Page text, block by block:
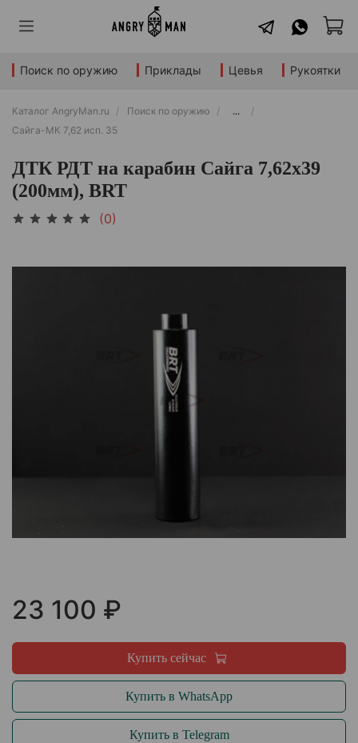
Поиск по оружию Приклады Цевья Рукоятки
Каталог AngryMan.ru Поиск по оружию
...
Сайга-МК 7,62 исп. 35
ДТК РДТ на карабин Сайга 7,62х39
(200мм), BRT
(0)
23 100 ₽
Купить сейчас
Купить в WhatsApp
Купить в Telegram